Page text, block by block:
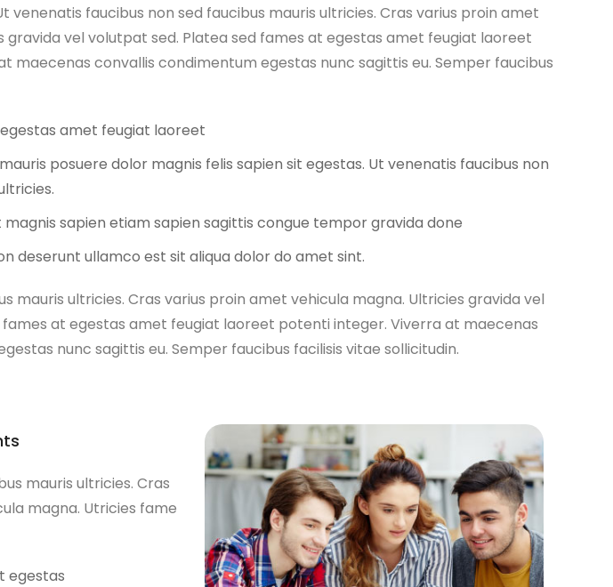
venenatis faucibus non sed faucibus mauris ultricies. Cras varius proin amet
gravida vel volutpat sed. Platea sed fames at egestas amet feugiat laoreet
maecenas convallis condimentum egestas nunc sagittis eu. Semper faucibus
amet feugiat laoreet
posuere dolor magnis felis sapien sit egestas. Ut venenatis faucibus non
magnis sapien etiam sapien sagittis congue tempor gravida done
deserunt ullamco est sit aliqua dolor do amet sint.
mauris ultricies. Cras varius proin amet vehicula magna. Ultricies gravida vel
at egestas amet feugiat laoreet potenti integer. Viverra at maecenas
nunc sagittis eu. Semper faucibus facilisis vitae sollicitudin.
mauris ultricies. Cras
magna. Utricies fame
egestas